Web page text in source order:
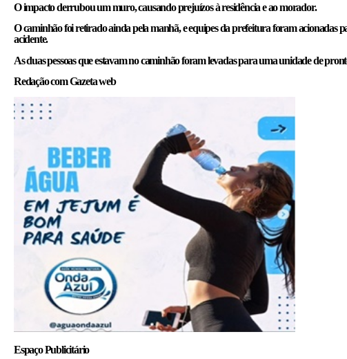
O impacto derrubou um muro, causando prejuízos à residência e ao morador.
O caminhão foi retirado ainda pela manhã, e equipes da prefeitura foram acionadas
acidente.
As duas pessoas que estavam no caminhão foram levadas para uma unidade de
Redação com Gazeta web
Espaço Publicitário